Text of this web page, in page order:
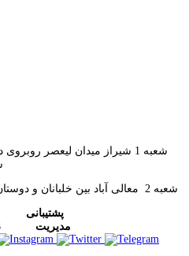
شعبه 1 شیراز میدان لیعصر
شعبه 2 معالی آباد بین خلبانان و دوستان نبش کوچه 17 مجتمع نغمه
پشتیبانی
09176080313 مدیریت